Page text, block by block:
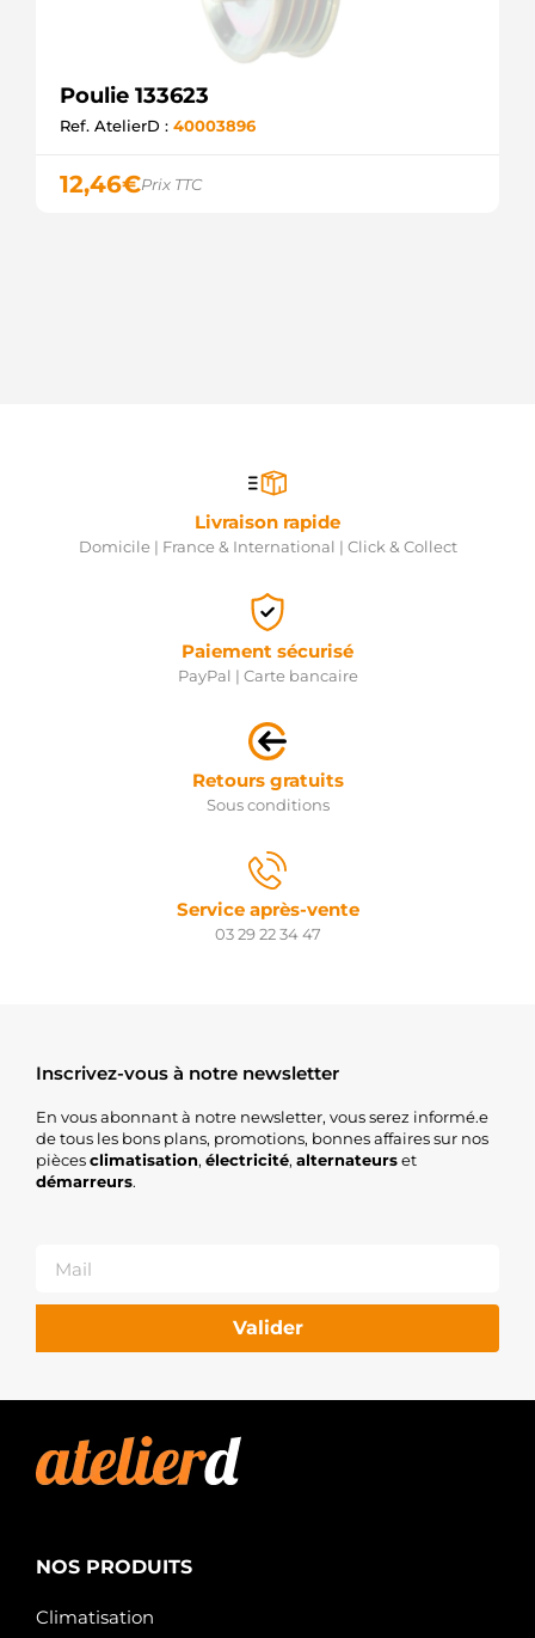
Poulie 133623
Ref. AtelierD : 40003896
12,46€Prix TTC
Livraison rapide
Domicile | France & International | Click & Collect
Paiement sécurisé
PayPal | Carte bancaire
Retours gratuits
Sous conditions
Service après-vente
03 29 22 34 47
Inscrivez-vous à notre newsletter
En vous abonnant à notre newsletter, vous serez informé.e
de tous les bons plans, promotions, bonnes affaires sur nos
piècesclimatisation, électricité, alternateurset
démarreurs.
Valider
NOS PRODUITS
Climatisation